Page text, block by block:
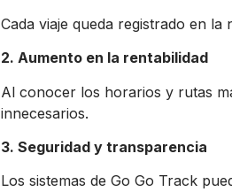
Cada viaje queda registrado en
2. Aumento en la rentabilidad
Al conocer los horarios y rutas
innecesarios.
3. Seguridad y transparencia
Los sistemas de Go Go Track